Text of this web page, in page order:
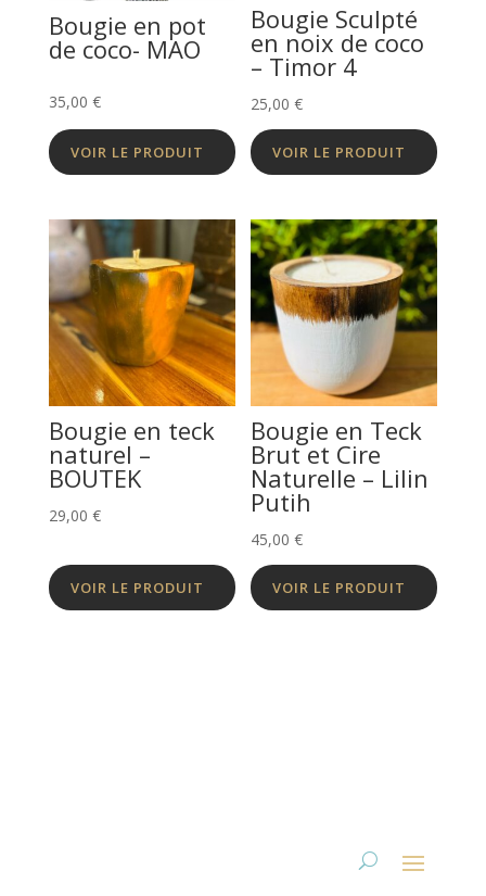
Bougie en pot
de coco- MAO
35,00 €
VOIR LE PRODUIT
Bougie Sculpté
en noix de coco
– Timor 4
25,00€
VOIR LE PRODUIT
Bougie en teck
naturel –
BOUTEK
29,00 €
VOIR LE PRODUIT
Bougie en Teck
Brut et Cire
Naturelle – Lilin
Putih
45,00€
VOIR LE PRODUIT